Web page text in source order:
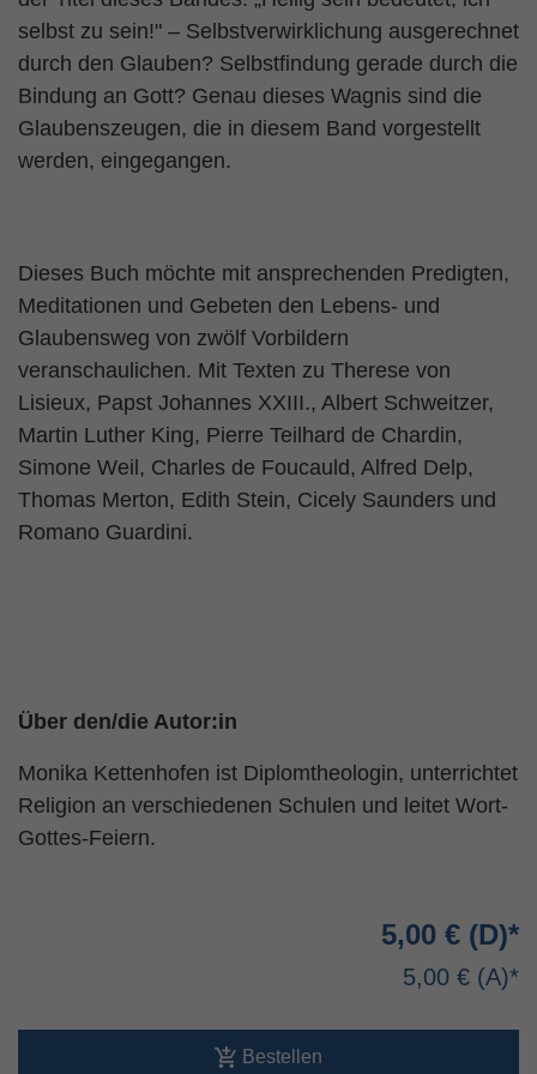
selbst zu sein!" – Selbstverwirklichung ausgerechnet
durch den Glauben? Selbstfindung gerade durch die
Bindung an Gott? Genau dieses Wagnis sind die
Glaubenszeugen, die in diesem Band vorgestellt
werden, eingegangen.
Dieses Buch möchte mit ansprechenden Predigten,
Meditationen und Gebeten den Lebens- und
Glaubensweg von zwölf Vorbildern
veranschaulichen. Mit Texten zu Therese von
Lisieux, Papst Johannes XXIII., Albert Schweitzer,
Martin Luther King, Pierre Teilhard de Chardin,
Simone Weil, Charles de Foucauld, Alfred Delp,
Thomas Merton, Edith Stein, Cicely Saunders und
Romano Guardini.
Über den/die Autor:in
Monika Kettenhofen ist Diplomtheologin, unterrichtet
Religion an verschiedenen Schulen und leitet Wort-
Gottes-Feiern.
5,00 €
5,00 €
Bestellen